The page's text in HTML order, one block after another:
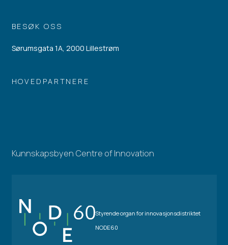
BESØK OSS
Sørumsgata 1A, 2000 Lillestrøm
HOVEDPARTNERE
Kunnskapsbyen Centre of Innovation
Styrende organ for innovasjonsdistriktet
NODE60